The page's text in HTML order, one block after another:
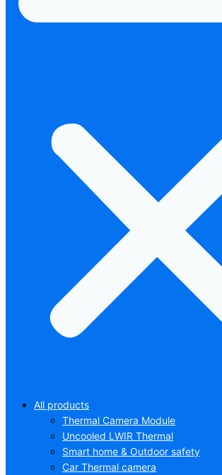
All products
Thermal Camera Module
Uncooled LWIR Thermal
Smart home & Outdoor safety
Car Thermal camera